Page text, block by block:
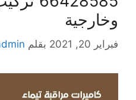
وخارجية
فبراير 20, 2021 بقلم